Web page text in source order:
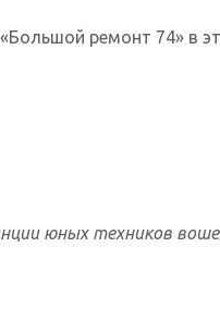
ремонт 74» в
юных техников